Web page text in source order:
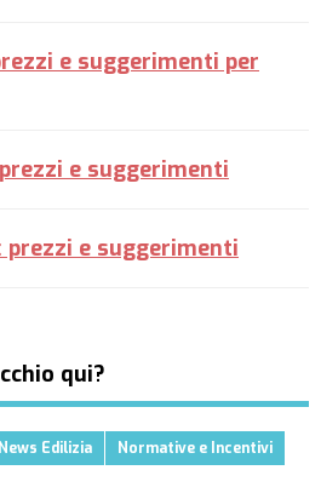
e suggerimenti per
e suggerimenti
prezzi e suggerimenti
qui?
News Edilizia Normative e Incentivi